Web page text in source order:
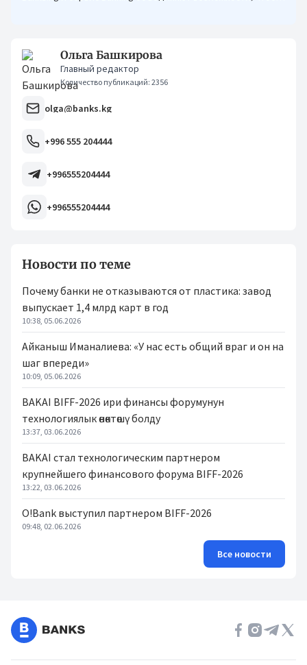
Ольга Башкирова
Главный редактор
Количество публикаций: 2356
olga@banks.kg
+996 555 204444
+996555204444
+996555204444
Новости по теме
Почему банки не отказываются от пластика: завод
выпускает 1,4 млрд карт в год
10:38, 05.06.2026
Айканыш Иманалиева: «У нас есть общий враг и он на
шаг впереди»
10:09, 05.06.2026
BAKAI BIFF-2026 ири финансы форумунун
технологиялык өнөктөшү болду
13:37, 03.06.2026
BAKAI стал технологическим партнером
крупнейшего финансового форума BIFF-2026
13:22, 03.06.2026
O!Bank выступил партнером BIFF-2026
09:48, 02.06.2026
Все новости